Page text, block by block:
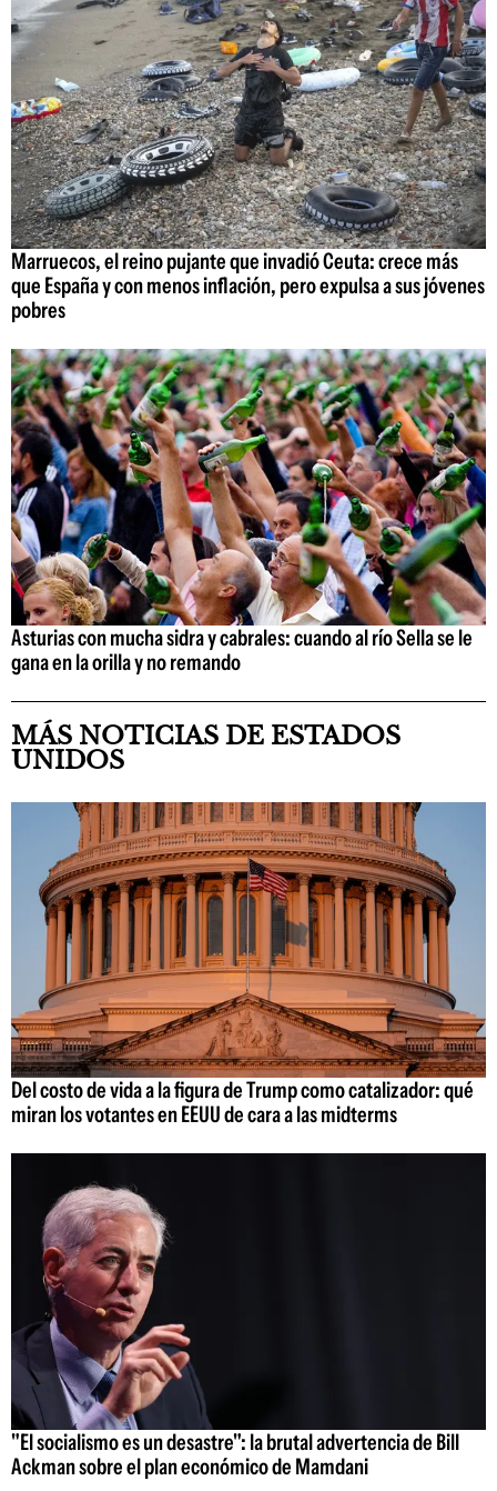
Marruecos, el reino pujante que invadió Ceuta: crece más
que España y con menos inflación, pero expulsa a sus jóvenes
pobres
Asturias con mucha sidra y cabrales: cuando al río Sella se le
gana en la orilla y no remando
MÁS NOTICIAS DE ESTADOS
UNIDOS
Del costo de vida a la figura de Trump como catalizador: qué
miran los votantes en EEUU de cara a las midterms
"El socialismo es un desastre": la brutal advertencia de Bill
Ackman sobre el plan económico de Mamdani